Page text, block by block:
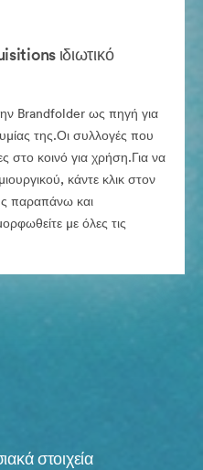
ιδιωτικό
Brandfolder ως πηγή για
της.Οι συλλογές που
στο κοινό για χρήση.Για να
κάντε κλικ στον
παραπάνω και
με όλες τις
στοιχεία